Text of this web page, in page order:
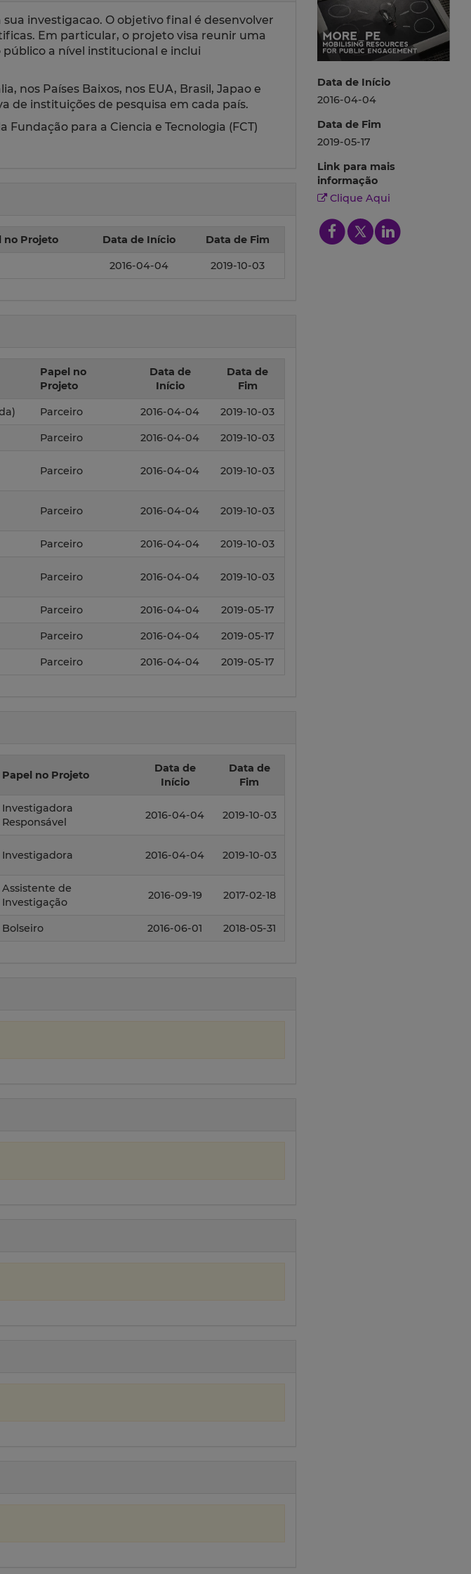
investigacao. O objetivo final é desenvolver
Em particular, o projeto visa reunir uma
a nível institucional e inclui
nos Países Baixos, nos EUA, Brasil, Japao e
de instituições de pesquisa em cada país.
para a Ciencia e Tecnologia (FCT)
no Projeto Data de Início Data de Fim
2016-04-04 2019-10-03
Papel no
Projeto
Data de
Início
Data de
Fim
Parceiro 2016-04-04 2019-10-03
Parceiro 2016-04-04 2019-10-03
Parceiro 2016-04-04 2019-10-03
Parceiro 2016-04-04 2019-10-03
Parceiro 2016-04-04 2019-10-03
Parceiro 2016-04-04 2019-10-03
Parceiro 2016-04-04 2019-05-17
Parceiro 2016-04-04 2019-05-17
Parceiro 2016-04-04 2019-05-17
Papel no Projeto
Data de
Início
Data de
Fim
Investigadora
Responsável
2016-04-04 2019-10-03
Investigadora 2016-04-04 2019-10-03
Assistente de
Investigação
2016-09-19 2017-02-18
Bolseiro 2016-06-01 2018-05-31
Data de Início
2016-04-04
Data de Fim
2019-05-17
Link para mais
informação
Clique Aqui